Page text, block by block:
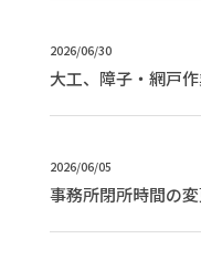
2026/06/30
大工、障子・網戸
2026/06/05
事務所閉所時間の